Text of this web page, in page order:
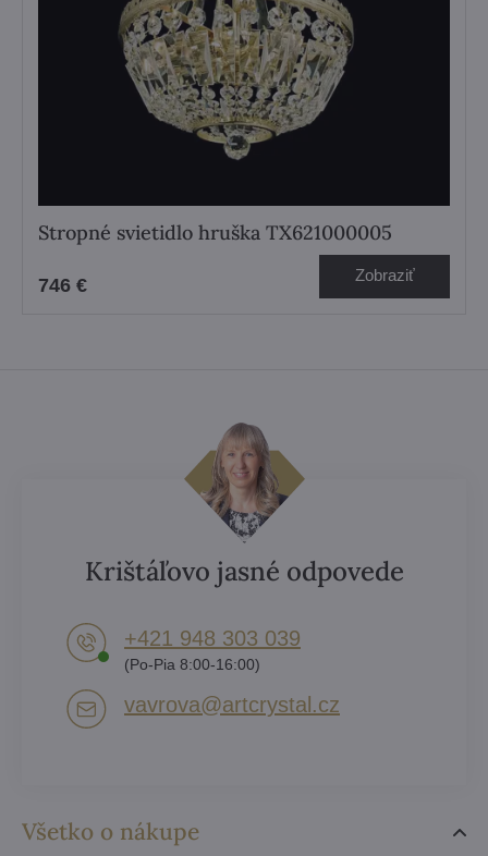
Stropné svietidlo hruška TX621000005
746 € Zobraziť
Všetko o nákupe
Krištáľovo jasné odpovede
+421 948 303 039
(Po-Pia 8:00-16:00)
vavrova​@artcrystal​.cz